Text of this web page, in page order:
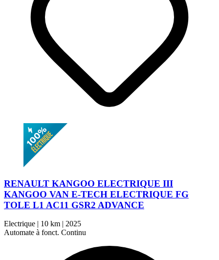
RENAULT KANGOO ELECTRIQUE III
KANGOO VAN E-TECH ELECTRIQUE FG
TOLE L1 AC11 GSR2 ADVANCE
Electrique | 10 km | 2025
Automate à fonct. Continu